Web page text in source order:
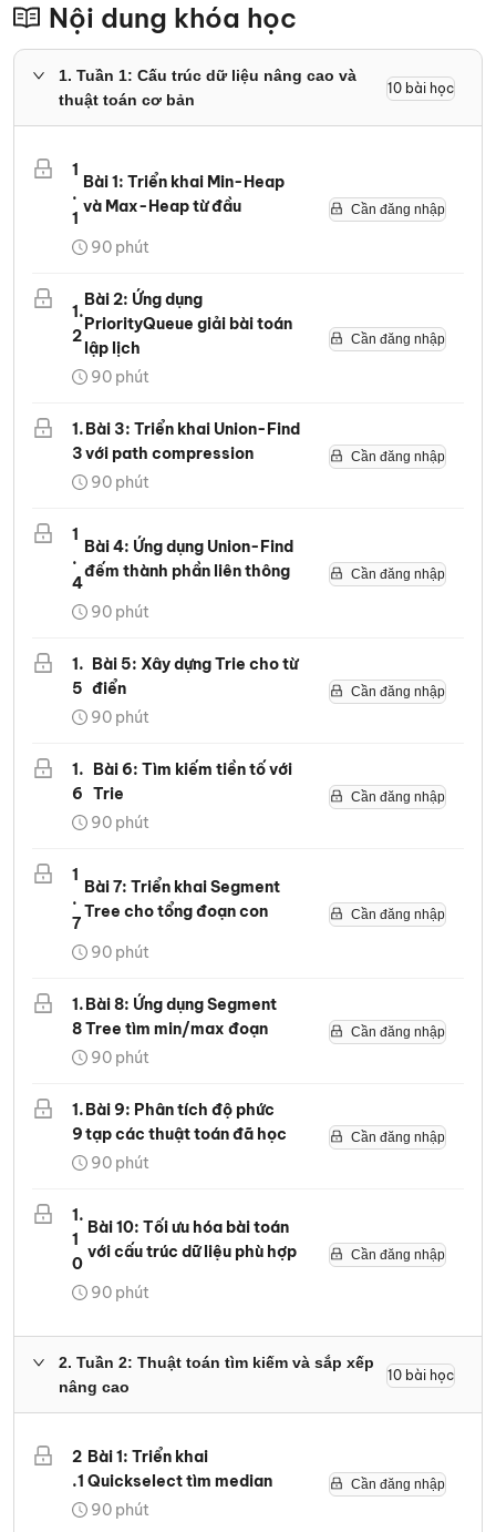
Nội dung khóa học
1. Tuần 1: Cấu trúc dữ liệu nâng cao và
thuật toán cơ bản
10 bài học
1
.
1
Bài 1: Triển khai Min-Heap
và Max-Heap từ đầu
90 phút
Cần đăng nhập
1.
2
Bài 2: Ứng dụng
PriorityQueue giải bài toán
lập lịch
90 phút
Cần đăng nhập
1.
3
Bài 3: Triển khai Union-Find
với path compression
90 phút
Cần đăng nhập
1
.
4
Bài 4: Ứng dụng Union-Find
đếm thành phần liên thông
90 phút
Cần đăng nhập
1.
5
Bài 5: Xây dựng Trie cho từ
điển
90 phút
Cần đăng nhập
1.
6
Bài 6: Tìm kiếm tiền tố với
Trie
90 phút
Cần đăng nhập
1
.
7
Bài 7: Triển khai Segment
Tree cho tổng đoạn con
90 phút
Cần đăng nhập
1.
8
Bài 8: Ứng dụng Segment
Tree tìm min/max đoạn
90 phút
Cần đăng nhập
1.
9
Bài 9: Phân tích độ phức
tạp các thuật toán đã học
90 phút
Cần đăng nhập
1.
1
0
Bài 10: Tối ưu hóa bài toán
với cấu trúc dữ liệu phù hợp
90 phút
Cần đăng nhập
2. Tuần 2: Thuật toán tìm kiếm và sắp xếp
nâng cao
10 bài học
2
.1
Bài 1: Triển khai
Quickselect tìm median
90 phút
Cần đăng nhập